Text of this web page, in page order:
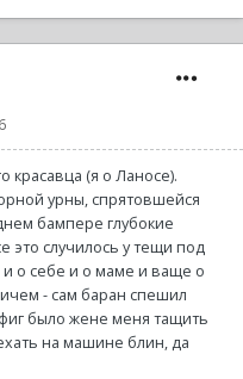
красавца (я о Ланосе).
урны, спрятовшейся
бампере глубокие
это случилось у тещи под
о себе и о маме и ваще о
- сам баран спешил
было жене меня тащить
на машине блин, да